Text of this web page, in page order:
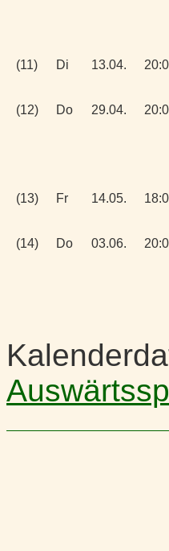
(11) Di 13.04.
(12) Do 29.04.
(13) Fr 14.05.
(14) Do 03.06.